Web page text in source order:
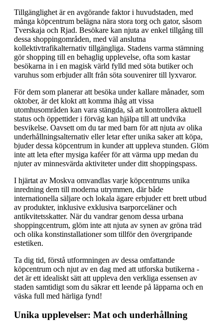
Tillgänglighet är en avgörande faktor i huvudstaden, med
många köpcentrum belägna nära stora torg och gator, såsom
Tverskaja och Rjad. Besökare kan njuta av enkel tillgång till
dessa shoppingområden, med väl anslutna
kollektivtrafikalternativ tillgängliga. Stadens varma stämning
gör shopping till en behaglig upplevelse, ofta som kastar
besökarna in i en magisk värld fylld med söta butiker och
varuhus som erbjuder allt från söta souvenirer till lyxvaror.
För dem som planerar att besöka under kallare månader, som
oktober, är det klokt att komma ihåg att vissa
utomhusområden kan vara stängda, så att kontrollera aktuell
status och öppettider i förväg kan hjälpa till att undvika
besvikelse. Oavsett om du tar med barn för att njuta av olika
underhållningsalternativ eller letar efter unika saker att köpa,
bjuder dessa köpcentrum in kunder att uppleva stunden. Glöm
inte att leta efter mysiga kaféer för att värma upp medan du
njuter av minnesvärda aktiviteter under ditt shoppingspass.
I hjärtat av Moskva omvandlas varje köpcentrums unika
inredning dem till moderna utrymmen, där både
internationella säljare och lokala ägare erbjuder ett brett utbud
av produkter, inklusive exklusiva tsarporceläner och
antikvitetsskatter. När du vandrar genom dessa urbana
shoppingcentrum, glöm inte att njuta av synen av gröna träd
och olika konstinstallationer som tillför den övergripande
estetiken.
Ta dig tid, förstå utformningen av dessa omfattande
köpcentrum och njut av en dag med att utforska butikerna -
det är ett idealiskt sätt att uppleva den verkliga essensen av
staden samtidigt som du säkrar ett leende på läpparna och en
väska full med härliga fynd!
Unika upplevelser: Mat och underhållning